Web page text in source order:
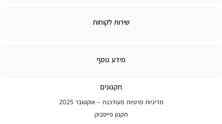
שירות לקוחות
מידע
מידע נוסף
תקנונים
מדיניות פרטיות מעודכנת – אוקטובר 2025
תקנון פייסבוק